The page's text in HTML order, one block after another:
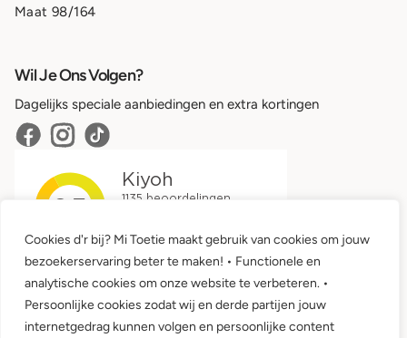
Cookies d'r bij? Mi Toetie maakt gebruik van cookies om jouw
bezoekerservaring beter te maken! • Functionele en
analytische cookies om onze website te verbeteren. •
Persoonlijke cookies zodat wij en derde partijen jouw
internetgedrag kunnen volgen en persoonlijke content
Maat 98/164
Wil Je Ons Volgen?
Dagelijks speciale aanbiedingen en extra kortingen